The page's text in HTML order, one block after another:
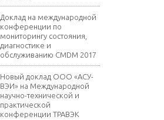
Доклад на международной
конференции по
мониторингу состояния,
диагностике и
обслуживанию CMDM 2017
Новый доклад ООО «АСУ-
ВЭИ» на Международной
научно-технической и
практической
конференции ТРАВЭК